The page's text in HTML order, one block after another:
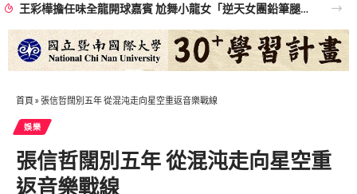
王彩樺擔任味全龍開球嘉賓 尬舞小龍女「逆天女團鉛筆腿」搶鏡
首頁 » 張信哲闊別五年 從混沌走向星空重返音樂戰線
娛樂
張信哲闊別五年 從混沌走向星空重
返音樂戰線